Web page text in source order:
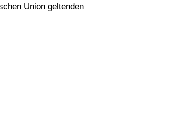
Union geltenden